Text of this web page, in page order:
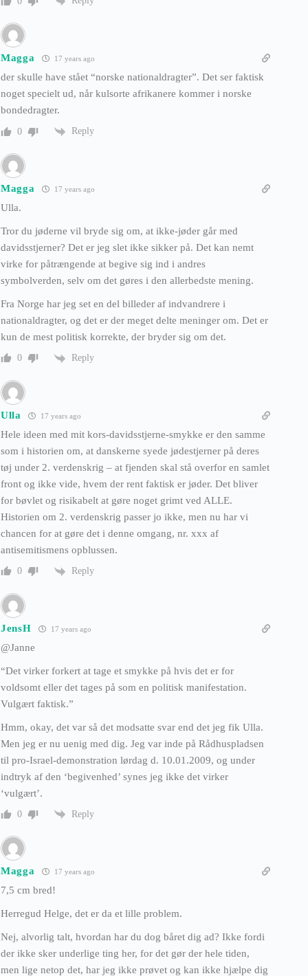
Magga 17 years ago
der skulle have stået “norske nationaldragter”. Det ser faktisk
noget specielt ud, når kulsorte afrikanere kommer i norske
bondedragter.
0 Reply
Magga 17 years ago
Ulla.
Tror du jøderne vil bryde sig om, at ikke-jøder går med
davidsstjerner? Det er jeg slet ikke sikker på. Det kan nemt
virke for påtrængende at begive sig ind i andres
symbolverden, selv om det gøres i den allerbedste mening.
Fra Norge har jeg set en del billeder af indvandrere i
nationaldragter, og det er der meget delte meninger om. Det er
kun de mest politisk korrekte, der bryder sig om det.
0 Reply
Ulla 17 years ago
Hele ideen med mit kors-davidsstjerne-smykke er den samme
som i historien om, at danskerne syede jødestjerner på deres
tøj under 2. verdenskrig – at fjenden skal stå overfor en samlet
front og ikke vide, hvem der rent faktisk er jøder. Det bliver
for bøvlet og risikabelt at gøre noget grimt ved ALLE.
Historien om 2. verdenskrig passer jo ikke, men nu har vi
chancen for at gøre det i denne omgang, nr. xxx af
antisemitismens opblussen.
0 Reply
JensH 17 years ago
@Janne
“Det virker forkert at tage et smykke på hvis det er for
voldsomt eller det tages på som en politisk manifestation.
Vulgært faktisk.”
Hmm, okay, det var så det modsatte svar end det jeg fik Ulla.
Men jeg er nu uenig med dig. Jeg var inde på Rådhuspladsen
til pro-Israel-demonstration lørdag d. 10.01.2009, og under
indtryk af den ‘begivenhed’ synes jeg ikke det virker
‘vulgært’.
0 Reply
Magga 17 years ago
7,5 cm bred!
Herregud Helge, det er da et lille problem.
Nej, alvorlig talt, hvordan har du dog båret dig ad? Ikke fordi
der ikke sker underlige ting her, for det gør der hele tiden,
men lige netop det, har jeg ikke prøvet og kan ikke hjælpe dig